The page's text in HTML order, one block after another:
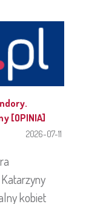
[OPINIA]
2026-07-11
kobiet